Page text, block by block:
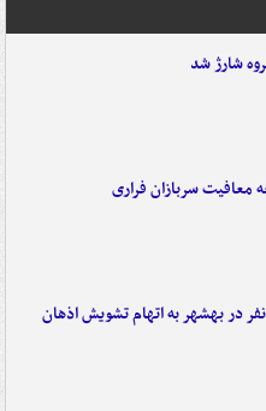
معافیت سربازان فراری
دستگیری ۶ نفر در بهشهر به اتهام تشویش اذهان